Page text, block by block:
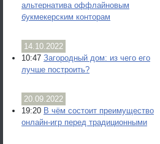
альтернатива оффлайновым
букмекерским конторам
14.10.2022
10:47 Загородный дом: из чего его
лучше построить?
20.09.2022
19:20 В чём состоит преимущество
онлайн-игр перед традиционными